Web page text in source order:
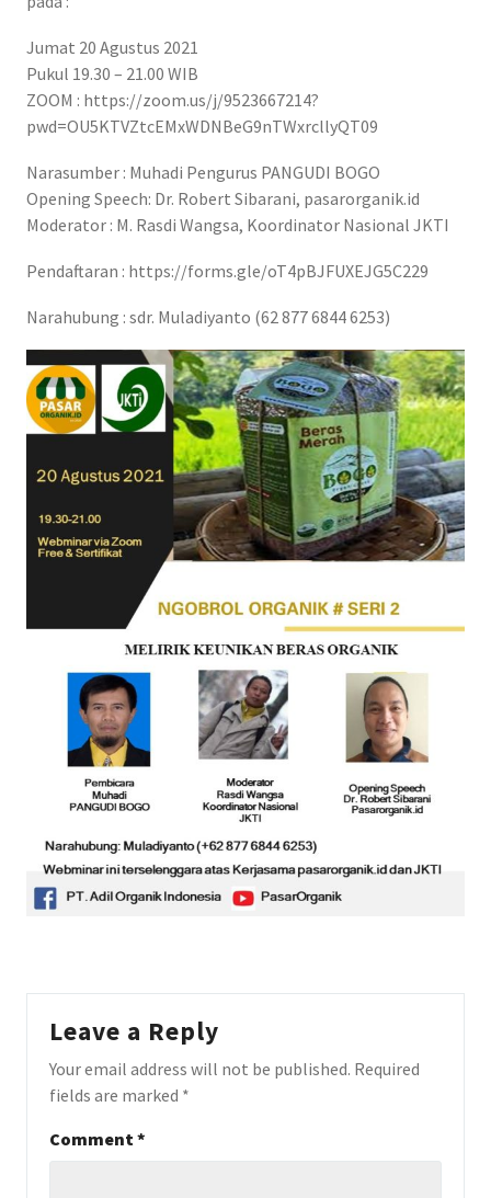
Jumat 20 Agustus 2021
Pukul 19.30 – 21.00 WIB
ZOOM : https://zoom.us/j/9523667214?
pwd=OU5KTVZtcEMxWDNBeG9nTWxrcllyQT09
Narasumber : Muhadi Pengurus PANGUDI BOGO
Opening Speech: Dr. Robert Sibarani, pasarorganik.id
Moderator : M. Rasdi Wangsa, Koordinator Nasional JKTI
Pendaftaran : https://forms.gle/oT4pBJFUXEJG5C229
Narahubung : sdr. Muladiyanto (62 877 6844 6253)
Leave a Reply
Your email address will not be published. Required
fields are marked *
Comment*